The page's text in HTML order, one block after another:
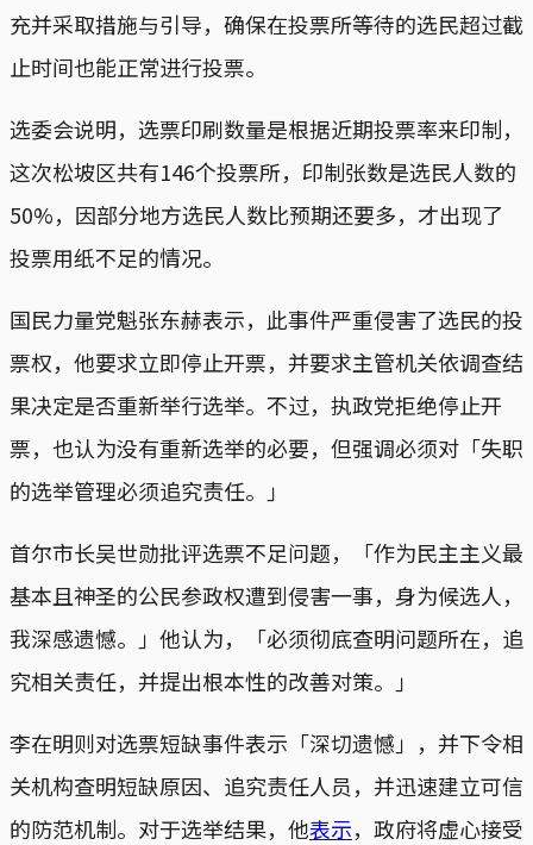
充并采取措施与引导，确保在投票所等待的选民超过截
止时间也能正常进行投票。
选委会说明，选票印刷数量是根据近期投票率来印制，
这次松坡区共有146个投票所，印制张数是选民人数的
50%，因部分地方选民人数比预期还要多，才出现了
投票用纸不足的情况。
国民力量党魁张东赫表示，此事件严重侵害了选民的投
票权，他要求立即停止开票，并要求主管机关依调查结
果决定是否重新举行选举。不过，执政党拒绝停止开
票，也认为没有重新选举的必要，但强调必须对「失职
的选举管理必须追究责任。」
首尔市长吴世勋批评选票不足问题，「作为民主主义最
基本且神圣的公民参政权遭到侵害一事，身为候选人，
我深感遗憾。」他认为，「必须彻底查明问题所在，追
究相关责任，并提出根本性的改善对策。」
李在明则对选票短缺事件表示「深切遗憾」，并下令相
关机构查明短缺原因、追究责任人员，并迅速建立可信
的防范机制。对于选举结果，他表示，政府将虚心接受